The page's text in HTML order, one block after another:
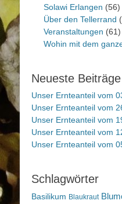
Solawi Erlangen (56)
Über den Tellerrand
Veranstaltungen (61)
Wohin mit dem
Neueste Beiträge
Unser Ernteanteil vom
Unser Ernteanteil vom
Unser Ernteanteil vom
Unser Ernteanteil vom
Unser Ernteanteil vom
Schlagwörter
Basilikum Blaukraut